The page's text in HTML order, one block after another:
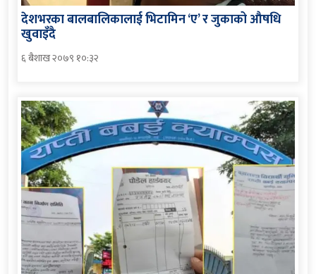
देशभरका बालबालिकालाई भिटामिन ‘ए’ र जुकाको औषधि
खुवाइँदै
६ बैशाख २०७९ १०:३२